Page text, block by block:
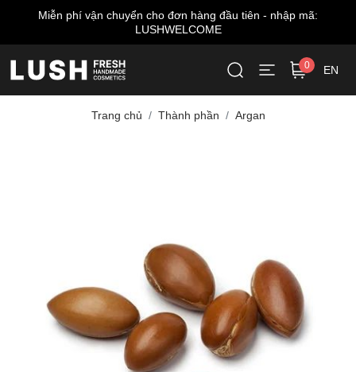
Miễn phí vận chuyển cho đơn hàng đầu tiên - nhập mã:
LUSHWELCOME
0 EN
Trang chủ Thành phần Argan